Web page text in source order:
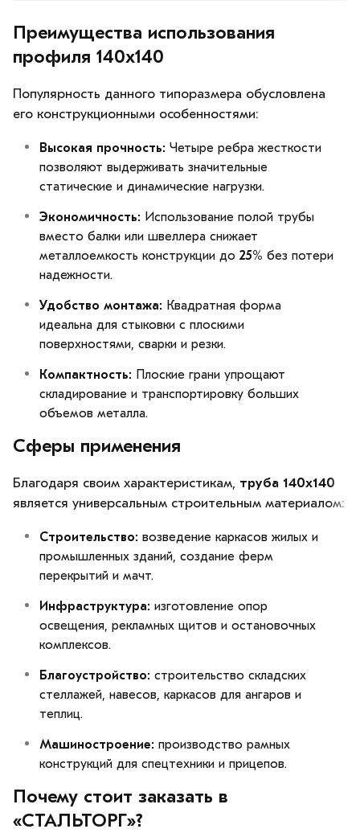
Преимущества использования
профиля 140х140
Популярность данного типоразмера обусловлена
его конструкционными особенностями:
Высокая прочность: Четыре ребра жесткости
позволяют выдерживать значительные
статические и динамические нагрузки.
Экономичность: Использование полой трубы
вместо балки или швеллера снижает
металлоемкость конструкции до25% без потери
надежности.
Удобство монтажа: Квадратная форма
идеальна для стыковки с плоскими
поверхностями, сварки и резки.
Компактность: Плоские грани упрощают
складирование и транспортировку больших
объемов металла.
Сферы применения
Благодаря своим характеристикам, труба 140х140
является универсальным строительным материалом:
Строительство: возведение каркасов жилых и
промышленных зданий, создание ферм
перекрытий и мачт.
Инфраструктура: изготовление опор
освещения, рекламных щитов и остановочных
комплексов.
Благоустройство: строительство складских
стеллажей, навесов, каркасов для ангаров и
теплиц.
Машиностроение: производство рамных
конструкций для спецтехники и прицепов.
Почему стоит заказать в
«СТАЛЬТОРГ»?